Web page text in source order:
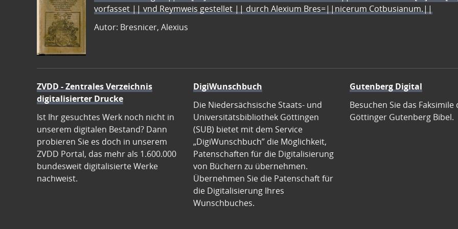
vorfasset || vnd Reymweis gestellet || durch Alexium Bres=||nicerum Cotbusianum.||
Autor: Bresnicer, Alexius
ZVDD - Zentrales Verzeichnis
digitalisierter Drucke
Ist Ihr gesuchtes Werk noch nicht in
unserem digitalen Bestand? Dann
probieren Sie es doch in unserem
ZVDD Portal, das mehr als 1.600.000
bundesweit digitalisierte Werke
nachweist.
DigiWunschbuch
Die Niedersächsische Staats- und
Universitätsbibliothek Göttingen
(SUB) bietet mit dem Service
„DigiWunschbuch” die Möglichkeit,
Patenschaften für die Digitalisierung
von Büchern zu übernehmen.
Übernehmen Sie die Patenschaft für
die Digitalisierung Ihres
Wunschbuches.
Gutenberg Digital
Besuchen Sie das Faksimile
Göttinger Gutenberg Bibel.